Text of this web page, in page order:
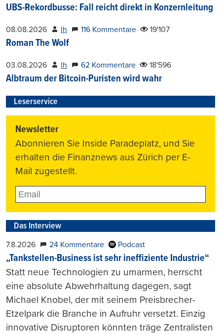
UBS-Rekordbusse: Fall reicht direkt in Konzernleitung
08.08.2026 lh 116 Kommentare 19'107
Roman The Wolf
03.08.2026 lh 62 Kommentare 18'596
Albtraum der Bitcoin-Puristen wird wahr
Leserservice
Newsletter
Abonnieren Sie Inside Paradeplatz, und Sie
erhalten die Finanznews aus Zürich per E-
Mail zugestellt.
Das Interview
7.8.2026 24 Kommentare Podcast
„Tankstellen-Business ist sehr ineffiziente Industrie“
Statt neue Technologien zu umarmen, herrscht
eine absolute Abwehrhaltung dagegen, sagt
Michael Knobel, der mit seinem Preisbrecher-
Etzelpark die Branche in Aufruhr versetzt. Einzig
innovative Disruptoren könnten träge Zentralisten